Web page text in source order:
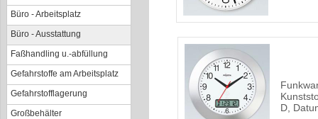
Büro - Arbeitsplatz
Büro - Ausstattung
Faßhandling u.-abfüllung
Gefahrstoffe am Arbeitsplatz
Gefahrstofflagerung
Großbehälter
D,